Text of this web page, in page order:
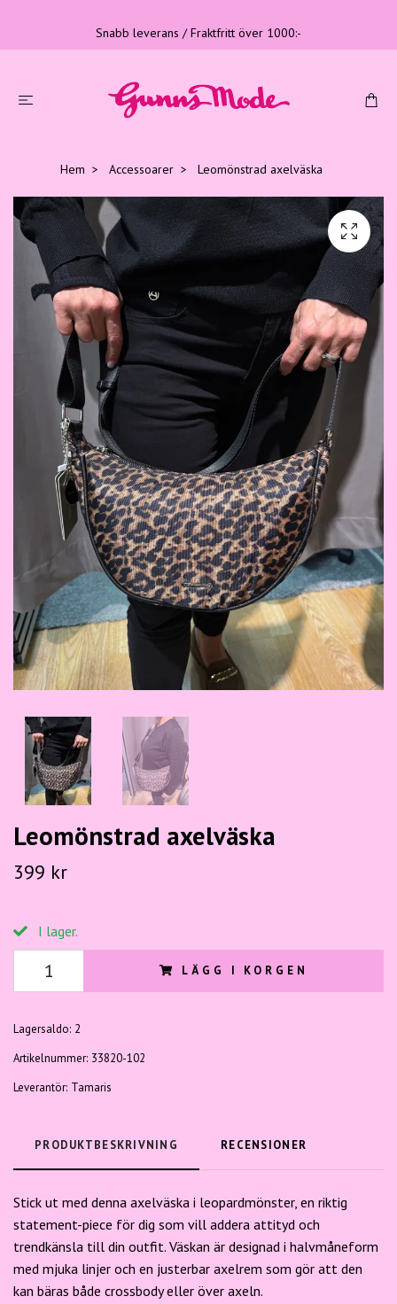
Snabb leverans / Fraktfritt över 1000:-
Hem Accessoarer Leomönstrad axelväska
Leomönstrad axelväska
399 kr
I lager.
LÄGG I KORGEN
Lagersaldo: 2
Artikelnummer: 33820-102
Leverantör: Tamaris
PRODUKTBESKRIVNING RECENSIONER
Stick ut med denna axelväska i leopardmönster, en riktig
statement-piece för dig som vill addera attityd och
trendkänsla till din outfit. Väskan är designad i halvmåneform
med mjuka linjer och en justerbar axelrem som gör att den
kan bäras både crossbody eller över axeln.